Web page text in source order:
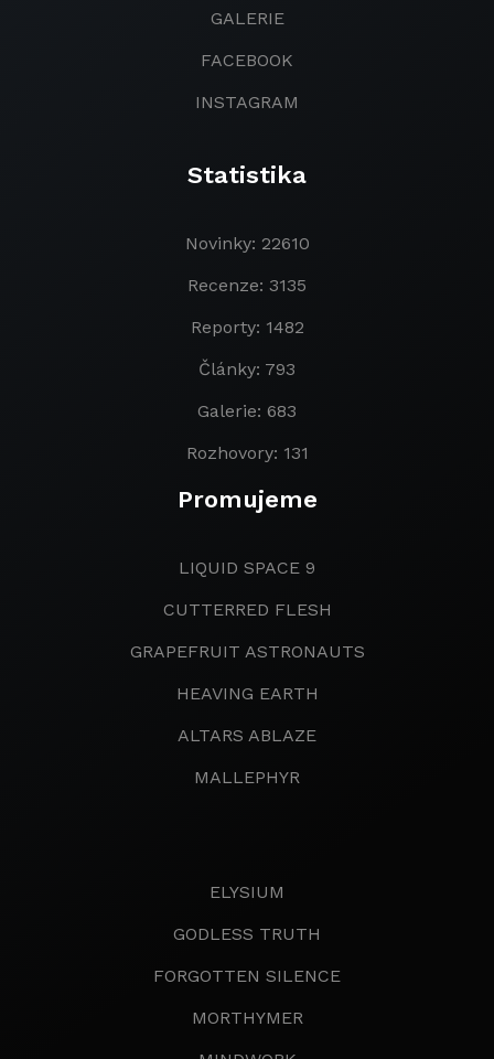
GALERIE
FACEBOOK
INSTAGRAM
Statistika
Novinky: 22610
Recenze: 3135
Reporty: 1482
Články: 793
Galerie: 683
Rozhovory: 131
Promujeme
LIQUID SPACE 9
CUTTERRED FLESH
GRAPEFRUIT ASTRONAUTS
HEAVING EARTH
ALTARS ABLAZE
MALLEPHYR
ELYSIUM
GODLESS TRUTH
FORGOTTEN SILENCE
MORTHYMER